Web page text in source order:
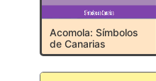
Acomola: Símbolos
de Canarias